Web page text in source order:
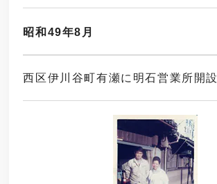
昭和49年8月
西区伊川谷町有瀬に明石営業所開設